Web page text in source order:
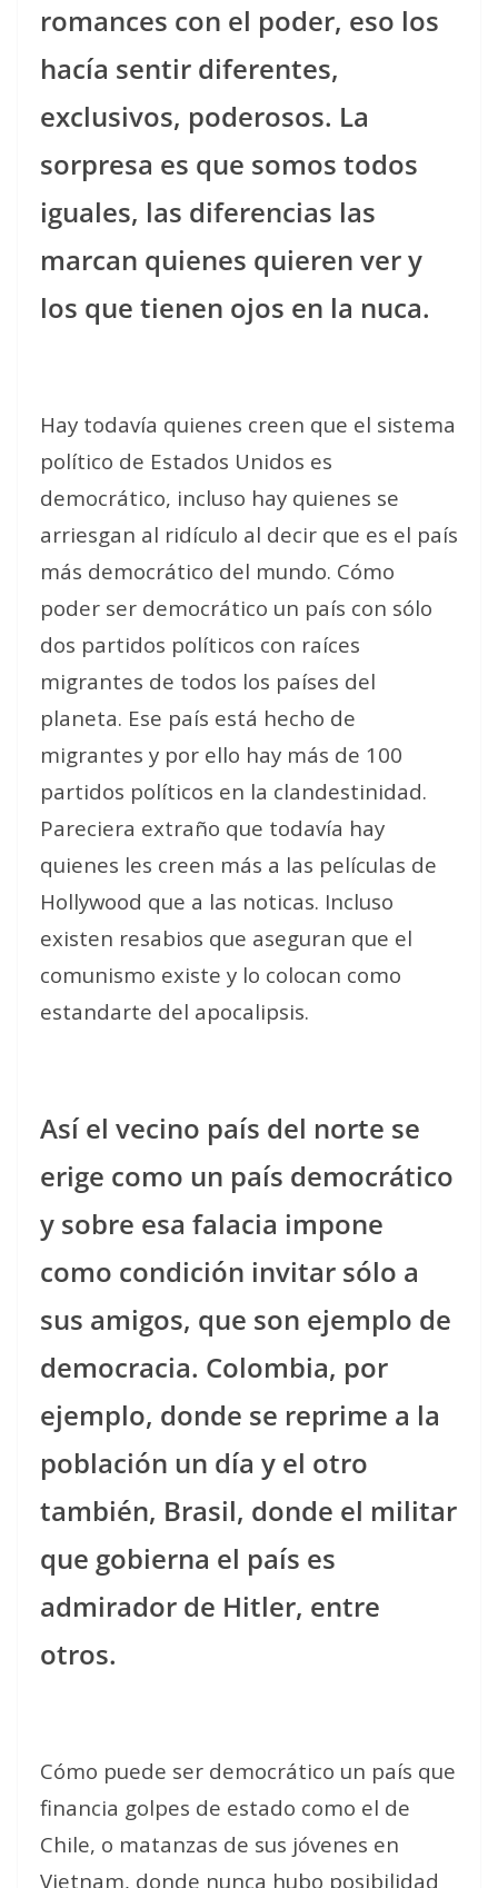
romances con el poder, eso los
hacía sentir diferentes,
exclusivos, poderosos. La
sorpresa es que somos todos
iguales, las diferencias las
marcan quienes quieren ver y
los que tienen ojos en la nuca.
Hay todavía quienes creen que el sistema
político de Estados Unidos es
democrático, incluso hay quienes se
arriesgan al ridículo al decir que es el país
más democrático del mundo. Cómo
poder ser democrático un país con sólo
dos partidos políticos con raíces
migrantes de todos los países del
planeta. Ese país está hecho de
migrantes y por ello hay más de 100
partidos políticos en la clandestinidad.
Pareciera extraño que todavía hay
quienes les creen más a las películas de
Hollywood que a las noticas. Incluso
existen resabios que aseguran que el
comunismo existe y lo colocan como
estandarte del apocalipsis.
Así el vecino país del norte se
erige como un país democrático
y sobre esa falacia impone
como condición invitar sólo a
sus amigos, que son ejemplo de
democracia. Colombia, por
ejemplo, donde se reprime a la
población un día y el otro
también, Brasil, donde el militar
que gobierna el país es
admirador de Hitler, entre
otros.
Cómo puede ser democrático un país que
financia golpes de estado como el de
Chile, o matanzas de sus jóvenes en
Vietnam, donde nunca hubo posibilidad